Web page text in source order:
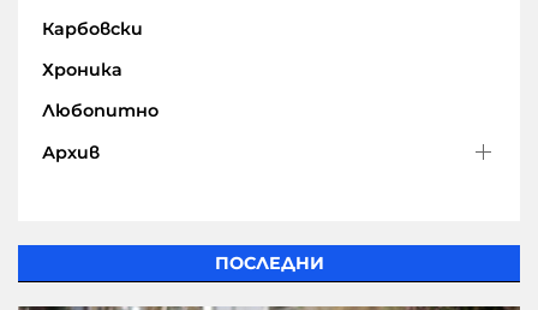
Карбовски
Хроника
Любопитно
Архив
ПОСЛЕДНИ